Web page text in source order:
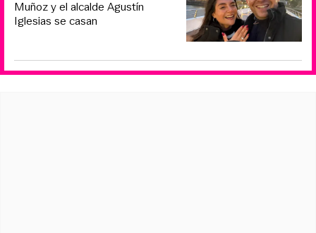
Muñoz y el alcalde Agustín
Iglesias se casan